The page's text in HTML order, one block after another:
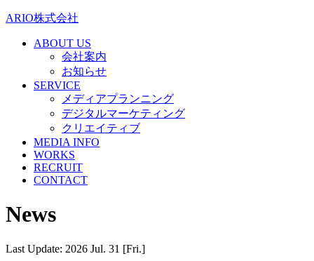
ARIO株式会社
ABOUT US
会社案内
お知らせ
SERVICE
メディアプランニング
デジタルマーケティング
クリエイティブ
MEDIA INFO
WORKS
RECRUIT
CONTACT
News
Last Update: 2026 Jul. 31 [Fri.]